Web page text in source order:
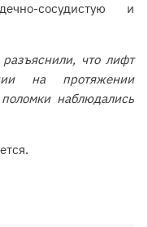
сосудистую и
что лифт
на протяжении
наблюдались